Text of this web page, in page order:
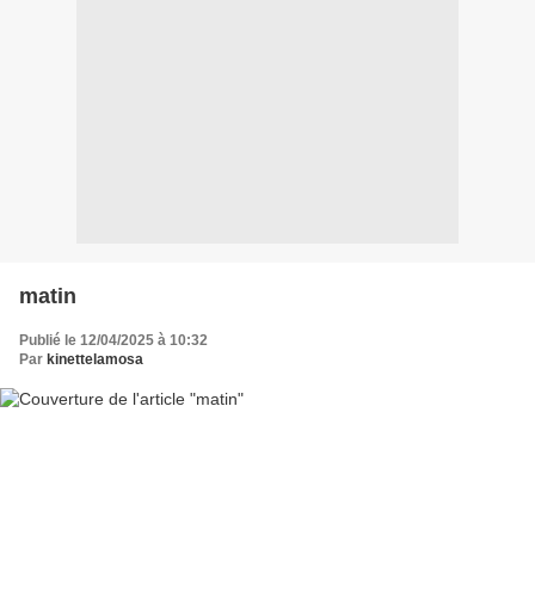
matin
Publié le 12/04/2025 à 10:32
Par kinettelamosa